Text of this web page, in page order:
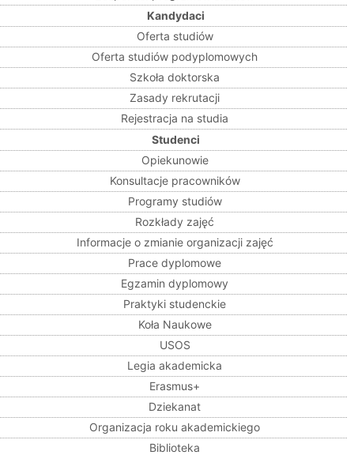
Kandydaci
Oferta studiów
Oferta studiów podyplomowych
Szkoła doktorska
Zasady rekrutacji
Rejestracja na studia
Studenci
Opiekunowie
Konsultacje pracowników
Programy studiów
Rozkłady zajęć
Informacje o zmianie organizacji zajęć
Prace dyplomowe
Egzamin dyplomowy
Praktyki studenckie
Koła Naukowe
USOS
Legia akademicka
Erasmus+
Dziekanat
Organizacja roku akademickiego
Biblioteka